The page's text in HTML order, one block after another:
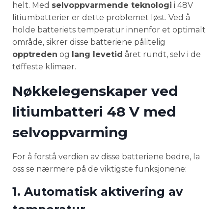
helt. Med selvoppvarmende teknologi i 48V
litiumbatterier er dette problemet løst. Ved å
holde batteriets temperatur innenfor et optimalt
område, sikrer disse batteriene pålitelig
opptreden og lang levetid året rundt, selv i de
tøffeste klimaer.
Nøkkelegenskaper ved
litiumbatteri 48 V med
selvoppvarming
For å forstå verdien av disse batteriene bedre, la
oss se nærmere på de viktigste funksjonene:
1. Automatisk aktivering av